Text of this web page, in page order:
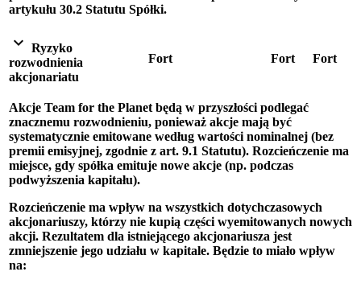
artykułu 30.2 Statutu Spółki.
expand_more Ryzyko
rozwodnienia
akcjonariatu
Fort Fort Fort
Akcje Team for the Planet będą w przyszłości podlegać
znacznemu rozwodnieniu, ponieważ akcje mają być
systematycznie emitowane według wartości nominalnej (bez
premii emisyjnej, zgodnie z art. 9.1 Statutu). Rozcieńczenie ma
miejsce, gdy spółka emituje nowe akcje (np. podczas
podwyższenia kapitału).
Rozcieńczenie ma wpływ na wszystkich dotychczasowych
akcjonariuszy, którzy nie kupią części wyemitowanych nowych
akcji. Rezultatem dla istniejącego akcjonariusza jest
zmniejszenie jego udziału w kapitale. Będzie to miało wpływ
na: